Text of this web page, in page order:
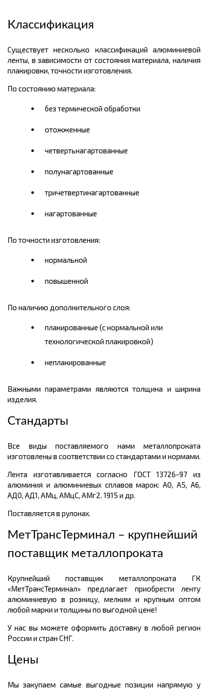
Классификация
Существует несколько классификаций алюминиевой
ленты, в зависимости от состояния материала, наличия
плакировки, точности изготовления.
По состоянию материала:
без термической обработки
отожженные
четвертьнагартованные
полунагартованные
тричетвертинагартованные
нагартованные
По точности изготовления:
нормальной
повышенной
По наличию дополнительного слоя:
плакированные (с нормальной или
технологической плакировкой)
неплакированные
Важными параметрами являются толщина и ширина
изделия.
Стандарты
Все виды поставляемого нами металлопроката
изготовлены в соответствии со стандартами и нормами.
Лента изготавливается согласно ГОСТ 13726-97 из
алюминия и алюминиевых сплавов марок: А0, А5, А6,
АД0, АД1, АМц, АМцС, АМг2. 1915 и др.
Поставляется в рулонах.
МетТрансТерминал – крупнейший
поставщик металлопроката
Крупнейший поставщик металлопроката ГК
«МетТрансТерминал» предлагает приобрести ленту
алюминиевую в розницу, мелким и крупным оптом
любой марки и толщины по выгодной цене!
У нас вы можете оформить доставку в любой регион
России и стран СНГ.
Цены
Мы закупаем самые выгодные позиции напрямую у